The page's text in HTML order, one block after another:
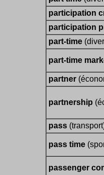
participation
participation
part-time
part-time
partner
partnership
pass
pass time
passenger